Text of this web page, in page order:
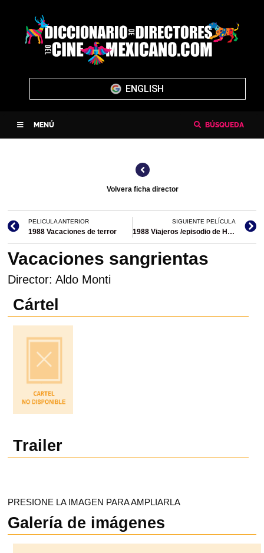
ENGLISH
MENÚ BÚSQUEDA
Volvera ficha director
PELICULA ANTERIOR
1988 Vacaciones de terror
SIGUIENTE PELÍCULA
1988 Viajeros /episodio de Historias de ciudad
Vacaciones sangrientas
Director: Aldo Monti
Cártel
Trailer
PRESIONE LA IMAGEN PARA AMPLIARLA
Galería de imágenes